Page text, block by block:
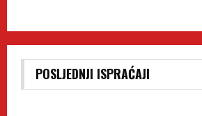
POSLJEDNJI ISPRAĆAJI